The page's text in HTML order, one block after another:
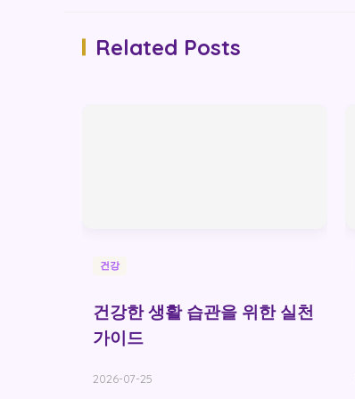
Related Posts
건강
건강한 생활 습관을 위한 실천
가이드
2026-07-25